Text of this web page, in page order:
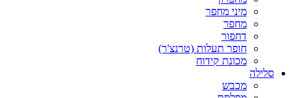
מיני מחפר
מחפר
דחפור
חופר תעלות (טרנצ'ר)
מכונת קידוח
סלילה
מכבש